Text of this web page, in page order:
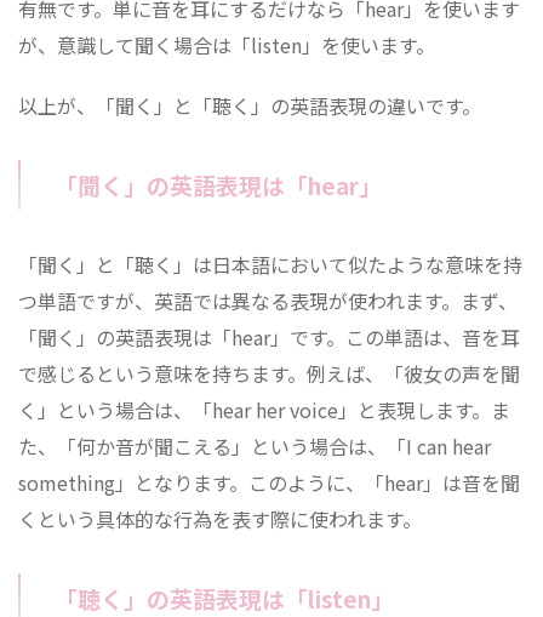
有無です。単に音を耳にするだけなら「hear」を使います
が、意識して聞く場合は「listen」を使います。
以上が、「聞く」と「聴く」の英語表現の違いです。
「聞く」の英語表現は「hear」
「聞く」と「聴く」は日本語において似たような意味を持
つ単語ですが、英語では異なる表現が使われます。まず、
「聞く」の英語表現は「hear」です。この単語は、音を耳
で感じるという意味を持ちます。例えば、「彼女の声を聞
く」という場合は、「hear her voice」と表現します。ま
た、「何か音が聞こえる」という場合は、「I can hear
something」となります。このように、「hear」は音を聞
くという具体的な行為を表す際に使われます。
「聴く」の英語表現は「listen」